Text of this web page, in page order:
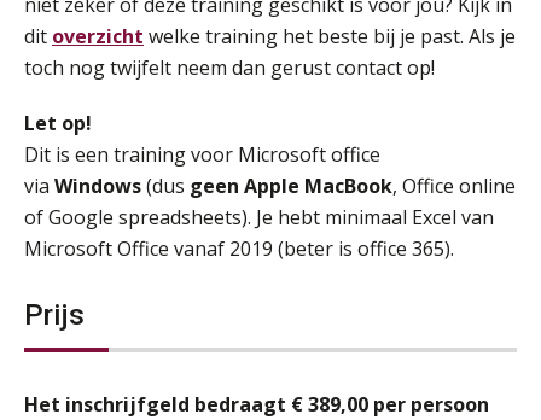
dit overzicht welke training het beste bij je past. Als je
toch nog twijfelt neem dan gerust contact op!
Let op!
Dit is een training voor Microsoft office
via Windows(dus geen Apple MacBook, Office online
of Google spreadsheets). Je hebt minimaal Excel van
Microsoft Office vanaf 2019 (beter is office 365).
Prijs
Het inschrijfgeld bedraagt € 389,00 per persoon